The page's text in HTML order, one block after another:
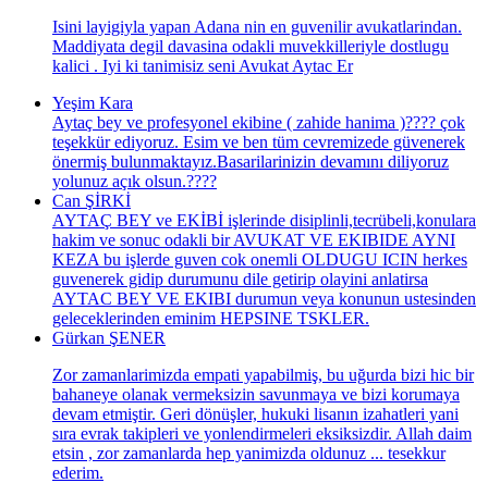
Isini layigiyla yapan Adana nin en guvenilir avukatlarindan.
Maddiyata degil davasina odakli muvekkilleriyle dostlugu
kalici . Iyi ki tanimisiz seni Avukat Aytac Er
Yeşim Kara
Aytaç bey ve profesyonel ekibine ( zahide hanima )???? çok
teşekkür ediyoruz. Esim ve ben tüm cevremizede güvenerek
önermiş bulunmaktayız.Basarilarinizin devamını diliyoruz
yolunuz açık olsun.????
Can ŞİRKİ
AYTAÇ BEY ve EKİBİ işlerinde disiplinli,tecrübeli,konulara
hakim ve sonuc odakli bir AVUKAT VE EKIBIDE AYNI
KEZA bu işlerde guven cok onemli OLDUGU ICIN herkes
guvenerek gidip durumunu dile getirip olayini anlatirsa
AYTAC BEY VE EKIBI durumun veya konunun ustesinden
geleceklerinden eminim HEPSINE TSKLER.
Gürkan ŞENER
Zor zamanlarimizda empati yapabilmiş, bu uğurda bizi hic bir
bahaneye olanak vermeksizin savunmaya ve bizi korumaya
devam etmiştir. Geri dönüşler, hukuki lisanın izahatleri yani
sıra evrak takipleri ve yonlendirmeleri eksiksizdir. Allah daim
etsin , zor zamanlarda hep yanimizda oldunuz ... tesekkur
ederim.